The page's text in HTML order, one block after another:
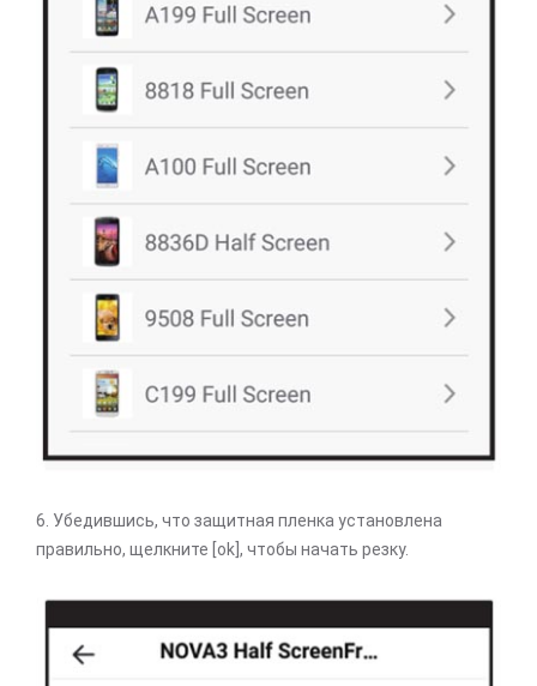
6. Убедившись, что защитная пленка установлена
правильно, щелкните [ok], чтобы начать резку.